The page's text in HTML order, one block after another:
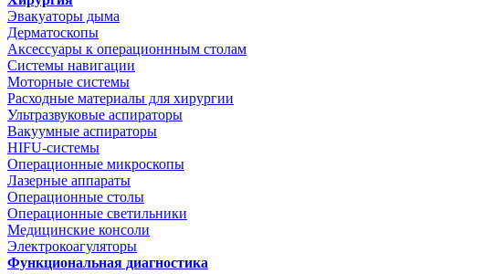
Эвакуаторы дыма
Дерматоскопы
Аксессуары к операционнным столам
Системы навигации
Моторные системы
Расходные материалы для хирургии
Ультразвуковые аспираторы
Вакуумные аспираторы
HIFU-системы
Операционные микроскопы
Лазерные аппараты
Операционные столы
Операционные светильники
Медицинские консоли
Электрокоагуляторы
Функциональная диагностика